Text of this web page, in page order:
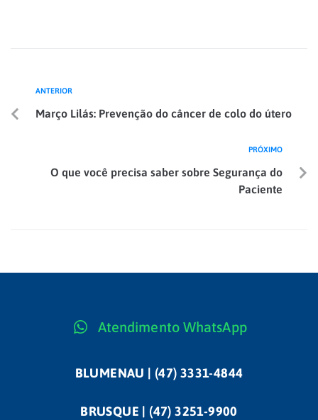
ANTERIOR
Março Lilás: Prevenção do câncer de colo do útero
PRÓXIMO
O que você precisa saber sobre Segurança do
Paciente
Atendimento WhatsApp
BLUMENAU | (47) 3331-4844
BRUSQUE | (47) 3251-9900